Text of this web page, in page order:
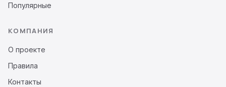
Популярные
КОМПАНИЯ
О проекте
Правила
Контакты